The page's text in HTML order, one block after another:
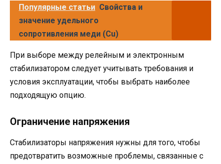
Популярные статьи Свойства и
значение удельного
сопротивления меди (Cu)
При выборе между релейным и электронным
стабилизатором следует учитывать требования и
условия эксплуатации, чтобы выбрать наиболее
подходящую опцию.
Ограничение напряжения
Стабилизаторы напряжения нужны для того, чтобы
предотвратить возможные проблемы, связанные с